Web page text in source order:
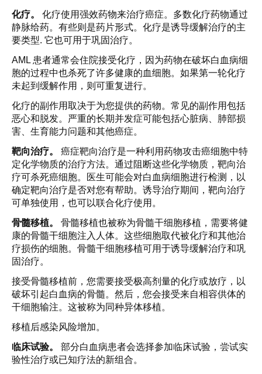
化疗。
化疗使用强效药物来治疗癌症。多数化疗药物通过
静脉给药。有些则是药片形式。化疗是诱导缓解治疗的主
要类型. 它也可用于巩固治疗。
AML 患者通常会住院接受化疗，因为药物在破坏白血病细
胞的过程中也杀死了许多健康的血细胞。如果第一轮化疗
未起到缓解作用，则可重复进行。
化疗的副作用取决于为您提供的药物。常见的副作用包括
恶心和脱发。严重的长期并发症可能包括心脏病、肺部损
害、生育能力问题和其他癌症。
靶向治疗。
癌症靶向治疗是一种利用药物攻击癌细胞中特
定化学物质的治疗方法。通过阻断这些化学物质，靶向治
疗可杀死癌细胞。医生可能会对白血病细胞进行检测，以
确定靶向治疗是否对您有帮助。诱导治疗期间，靶向治疗
可单独使用，也可以联合化疗使用。
骨髓移植。
骨髓移植也被称为骨髓干细胞移植，需要将健
康的骨髓干细胞注入人体。这些细胞取代被化疗和其他治
疗损伤的细胞。骨髓干细胞移植可用于诱导缓解治疗和巩
固治疗。
接受骨髓移植前，您需要接受极高剂量的化疗或放疗，以
破坏引起白血病的骨髓。然后，您会接受来自相容供体的
干细胞输注。这被称为同种异体移植。
移植后感染风险增加。
临床试验。
部分白血病患者会选择参加临床试验，尝试实
验性治疗或已知疗法的新组合。